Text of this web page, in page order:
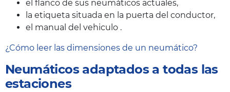
el flanco de sus neumáticos actuales,
la etiqueta situada en la puerta del conductor,
el manual del vehiculo .
¿Cómo leer las dimensiones de un neumático?
Neumáticos adaptados a todas las
estaciones